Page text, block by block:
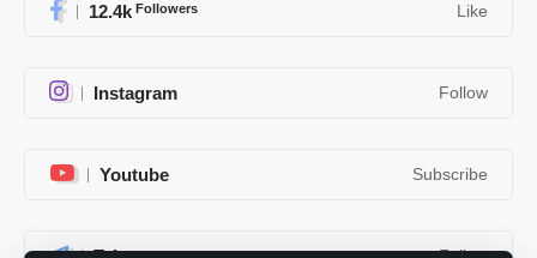
12.4k Followers Like
Instagram Follow
Youtube Subscribe